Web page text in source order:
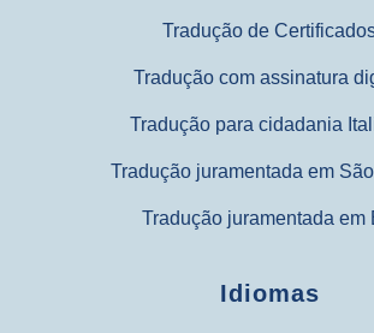
Tradução de
Tradução com assinatura
Tradução para cidadania
Tradução juramentada em
Tradução juramentada em
Idiomas